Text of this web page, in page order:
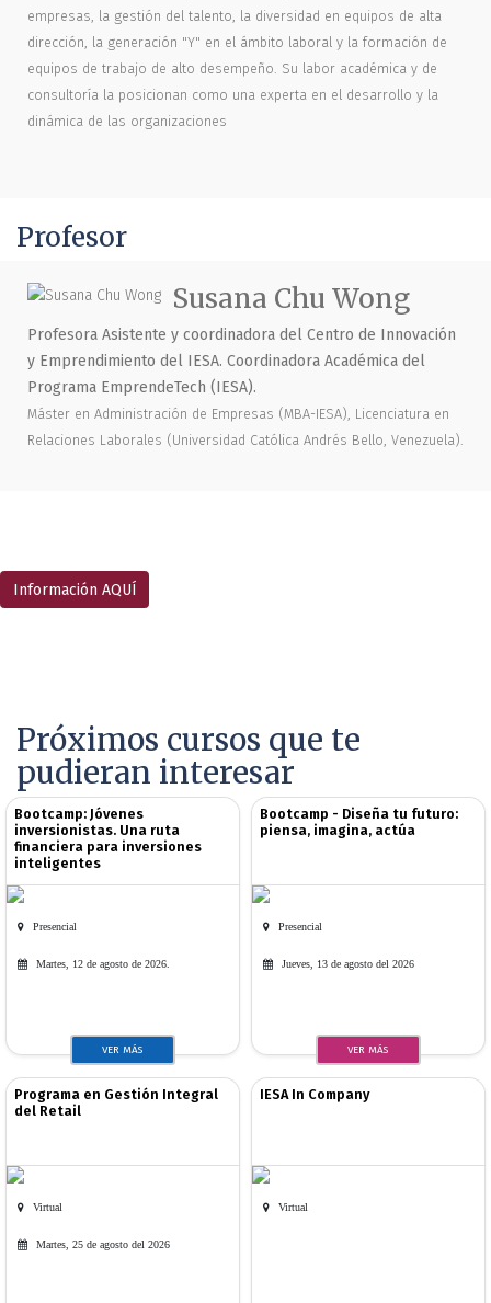
empresas, la gestión del talento, la diversidad en equipos de alta
dirección, la generación "Y" en el ámbito laboral y la formación de
equipos de trabajo de alto desempeño. Su labor académica y de
consultoría la posicionan como una experta en el desarrollo y la
dinámica de las organizaciones
Profesor
Susana Chu Wong
Profesora Asistente y coordinadora del Centro de Innovación
y Emprendimiento del IESA. Coordinadora Académica del
Programa EmprendeTech (IESA).
Máster en Administración de Empresas (MBA-IESA), Licenciatura en
Relaciones Laborales (Universidad Católica Andrés Bello, Venezuela).
Información AQUÍ
Próximos cursos que te
pudieran interesar
Bootcamp: Jóvenes
inversionistas. Una ruta
financiera para inversiones
inteligentes
Presencial
Martes, 12 de agosto de 2026.
VER MÁS
Bootcamp - Diseña tu futuro:
piensa, imagina, actúa
Presencial
Jueves, 13 de agosto del 2026
VER MÁS
Programa en Gestión Integral
del Retail
Virtual
Martes, 25 de agosto del 2026
IESA In Company
Virtual